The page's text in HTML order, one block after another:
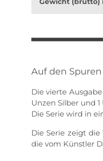
Auf den
Die vierte
Unzen Silber und
Die Serie wird in
Die Serie zeigt die
die vom Künstler